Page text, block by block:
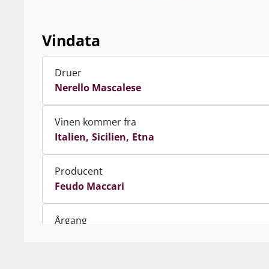
Vindata
Druer
Nerello Mascalese
Vinen kommer fra
Italien Sicilien Etna
Producent
Feudo Maccari
Årgang